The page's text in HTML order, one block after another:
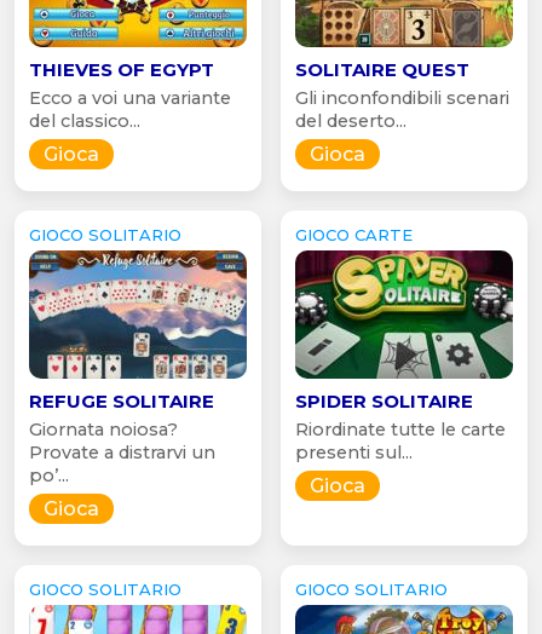
THIEVES OF EGYPT
Ecco a voi una variante
del classico...
Gioca
SOLITAIRE QUEST
Gli inconfondibili scenari
del deserto...
Gioca
GIOCO SOLITARIO
REFUGE SOLITAIRE
Giornata noiosa?
Provate a distrarvi un
po’...
Gioca
GIOCO CARTE
SPIDER SOLITAIRE
Riordinate tutte le carte
presenti sul...
Gioca
GIOCO SOLITARIO GIOCO SOLITARIO